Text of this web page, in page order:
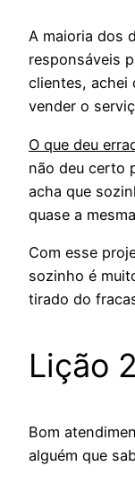
A maioria dos
responsáveis
clientes, achei
vender o
O que deu
não deu certo
acha que
quase a
Com esse
sozinho é
tirado do
Lição 2
Bom
alguém que